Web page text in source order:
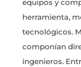
equipos y
herramienta,
tecnológicos.
componían
ingenieros.